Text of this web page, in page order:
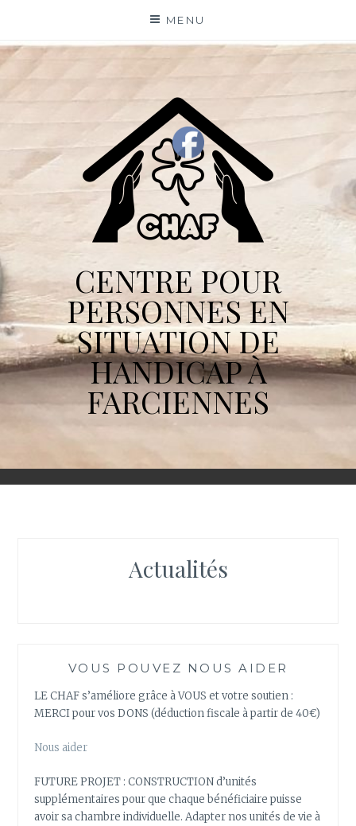
content
MENU
CENTRE POUR
PERSONNES EN
SITUATION DE
HANDICAP À
FARCIENNES
Actualités
VOUS POUVEZ NOUS AIDER
LE CHAF s’améliore grâce à VOUS et votre soutien :
MERCI pour vos DONS (déduction fiscale à partir de 40€)
Nous aider
FUTURE PROJET : CONSTRUCTION d’unités
supplémentaires pour que chaque bénéficiaire puisse
avoir sa chambre individuelle. Adapter nos unités de vie à